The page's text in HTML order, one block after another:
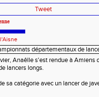
Tweet
Anaêlle s'est rendue à Amiens
lancers longs.
sa catégorie avec un lancer de